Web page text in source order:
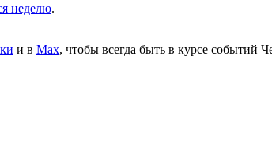
неделю.
и в Max, чтобы всегда быть в курсе событий